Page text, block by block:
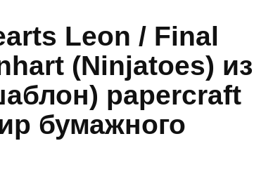
Leon / Final
(Ninjatoes) из
papercraft
бумажного